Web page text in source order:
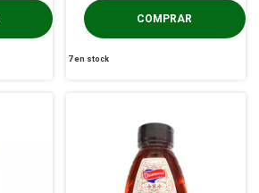
7en stock